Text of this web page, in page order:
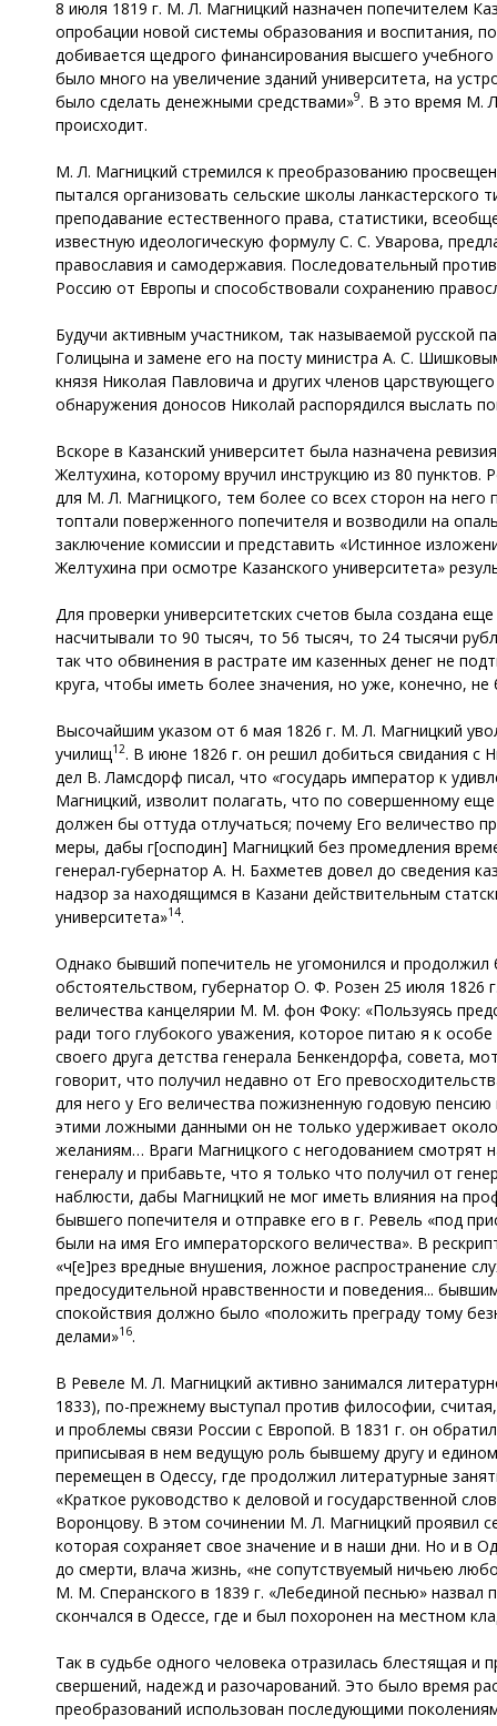
8 июля 1819 г. М. Л. Магницкий назначен попечителем
опробации новой системы образования и воспитания,
добивается щедрого финансирования высшего
было много на увеличение зданий университета, на
было сделать денежными средствами»9. В это время М.
происходит.
М. Л. Магницкий стремился к преобразованию
пытался организовать сельские школы ланкастерского
преподавание естественного права, статистики,
известную идеологическую формулу С. С. Уварова,
православия и самодержавия. Последовательный
Россию от Европы и способствовали сохранению
Будучи активным участником, так называемой русской
Голицына и замене его на посту министра А. С.
князя Николая Павловича и других членов
обнаружения доносов Николай распорядился выслать
Вскоре в Казанский университет была назначена
Желтухина, которому вручил инструкцию из 80
для М. Л. Магницкого, тем более со всех сторон на
топтали поверженного попечителя и возводили на
заключение комиссии и представить «Истинное
Желтухина при осмотре Казанского университета»
Для проверки университетских счетов была создана
насчитывали то 90 тысяч, то 56 тысяч, то 24 тысячи
так что обвинения в растрате им казенных денег не
круга, чтобы иметь более значения, но уже, конечно,
Высочайшим указом от 6 мая 1826 г. М. Л. Магницкий
училищ12. В июне 1826 г. он решил добиться свидания с
дел В. Ламсдорф писал, что «государь император к
Магницкий, изволит полагать, что по совершенному
должен бы оттуда отлучаться; почему Его величество
меры, дабы г[осподин] Магницкий без промедления
генерал-губернатор А. Н. Бахметев довел до сведения
надзор за находящимся в Казани действительным
университета»14.
Однако бывший попечитель не угомонился и
обстоятельством, губернатор О. Ф. Розен 25 июля
величества канцелярии М. М. фон Фоку: «Пользуясь
ради того глубокого уважения, которое питаю я к
своего друга детства генерала Бенкендорфа, совета,
говорит, что получил недавно от Его
для него у Его величества пожизненную годовую
этими ложными данными он не только удерживает
желаниям… Враги Магницкого с негодованием смотрят
генералу и прибавьте, что я только что получил от
наблюсти, дабы Магницкий не мог иметь влияния на
бывшего попечителя и отправке его в г. Ревель «под
были на имя Его императорского величества». В
«ч[е]рез вредные внушения, ложное распространение
предосудительной нравственности и поведения...
спокойствия должно было «положить преграду тому
делами»16.
В Ревеле М. Л. Магницкий активно занимался
1833), по-прежнему выступал против философии,
и проблемы связи России с Европой. В 1831 г. он
приписывая в нем ведущую роль бывшему другу и
перемещен в Одессу, где продолжил литературные
«Краткое руководство к деловой и государственной
Воронцову. В этом сочинении М. Л. Магницкий проявил
которая сохраняет свое значение и в наши дни. Но и в
до смерти, влача жизнь, «не сопутствуемый ничьею
М. М. Сперанского в 1839 г. «Лебединой песнью»
скончался в Одессе, где и был похоронен на местном
Так в судьбе одного человека отразилась блестящая и
свершений, надежд и разочарований. Это было время
преобразований использован последующими